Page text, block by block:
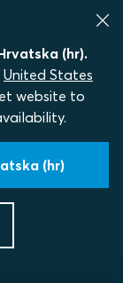
(hr).
United States
website to
(hr)